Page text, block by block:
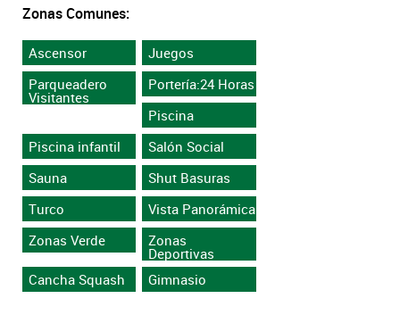
Zonas Comunes:
Ascensor
Juegos
Parqueadero
Visitantes
Portería:24 Horas
Piscina
Piscina infantil
Salón Social
Sauna
Shut Basuras
Turco
Vista Panorámica
Zonas Verde
Zonas
Deportivas
Cancha Squash
Gimnasio